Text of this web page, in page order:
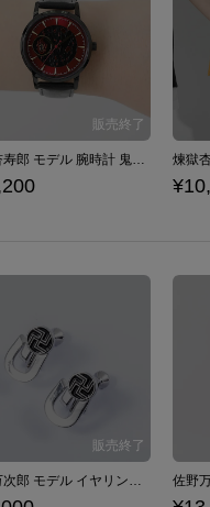
煉獄杏寿郎 モデル 腕時計 鬼滅の刃
佐野万次郎 モデル イヤリング 東京リベンジャーズ